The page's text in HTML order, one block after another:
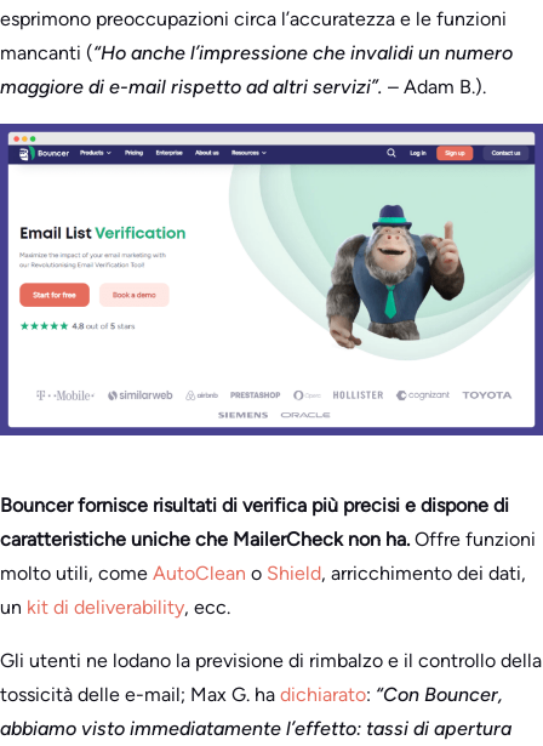
esprimono preoccupazioni circa l’accuratezza e le funzioni
mancanti (“Ho anche l’impressione che invalidi un numero
maggiore di e-mail rispetto ad altri servizi”. – Adam B.).
Bouncer fornisce risultati di verifica più precisi e dispone di
caratteristiche uniche che MailerCheck non ha. Offre funzioni
molto utili, come AutoClean o Shield, arricchimento dei dati,
un kit di deliverability, ecc.
Gli utenti ne lodano la previsione di rimbalzo e il controllo della
tossicità delle e-mail; Max G. ha dichiarato: “Con Bouncer,
abbiamo visto immediatamente l’effetto: tassi di apertura